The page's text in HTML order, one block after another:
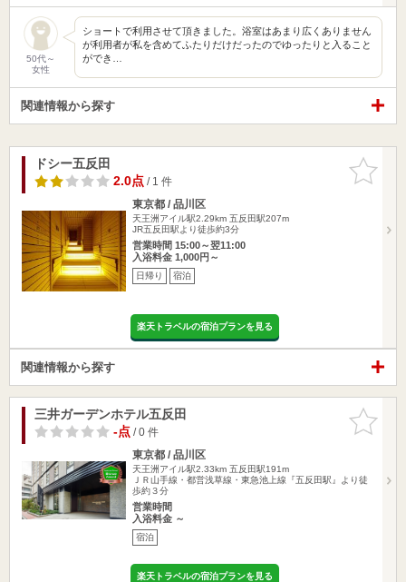
50代～
女性
ショートで利用させて頂きました。浴室はあまり広くありません
が利用者が私を含めてふたりだけだったのでゆったりと入ること
ができ…
関連情報から探す
お気に入
りに追加
ドシー五反田
2.0点/ 1 件
東京都 / 品川区
天王洲アイル駅2.29km 五反田駅207m
JR五反田駅より徒歩約3分
営業時間 15:00～翌11:00
入浴料金 1,000円～
日帰り 宿泊
楽天トラベルの宿泊プランを見る
関連情報から探す
お気に入
りに追加
三井ガーデンホテル五反田
-点/ 0 件
東京都 / 品川区
天王洲アイル駅2.33km 五反田駅191m
ＪＲ山手線・都営浅草線・東急池上線『五反田駅』より徒
歩約３分
営業時間
入浴料金 ～
宿泊
楽天トラベルの宿泊プランを見る